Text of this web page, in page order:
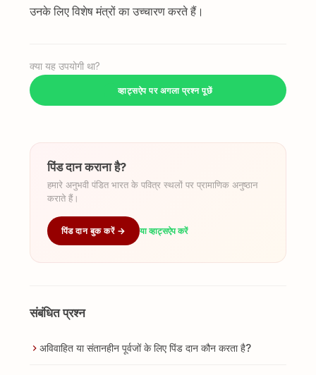
उनके लिए विशेष मंत्रों का उच्चारण करते हैं।
क्या यह उपयोगी था?
व्हाट्सऐप पर अगला प्रश्न पूछें
पिंड दान कराना है?
हमारे अनुभवी पंडित भारत के पवित्र स्थलों पर प्रामाणिक अनुष्ठान
कराते हैं।
पिंड दान बुक करें → या व्हाट्सऐप करें
संबंधित प्रश्न
अविवाहित या संतानहीन पूर्वजों के लिए पिंड दान कौन करता है?